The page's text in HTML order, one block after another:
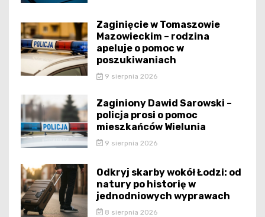
Zaginięcie w Tomaszowie
Mazowieckim – rodzina
apeluje o pomoc w
poszukiwaniach
9 sierpnia 2026
Zaginiony Dawid Sarowski –
policja prosi o pomoc
mieszkańców Wielunia
9 sierpnia 2026
Odkryj skarby wokół Łodzi: od
natury po historię w
jednodniowych wyprawach
8 sierpnia 2026